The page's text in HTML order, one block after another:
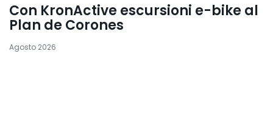
Con KronActive escursioni e-bike al
Plan de Corones
Agosto 2026